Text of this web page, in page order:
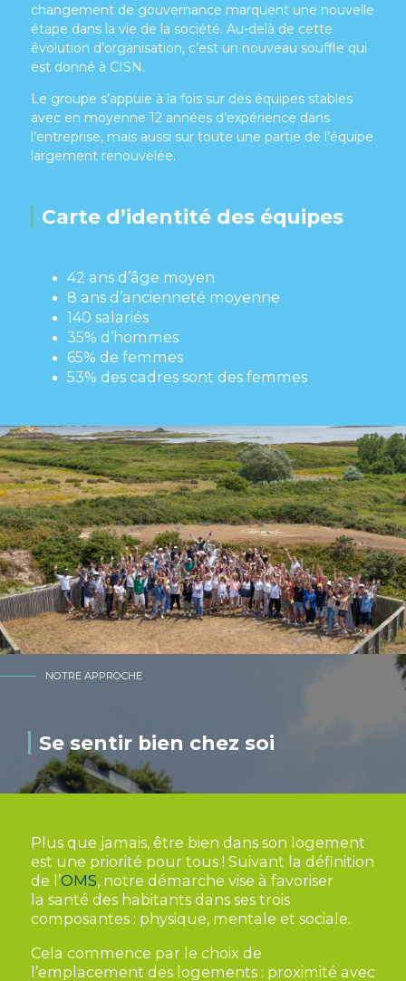
changement de gouvernance marquent une nouvelle
étape dans la vie de la société. Au-delà de cette
évolution d’organisation, c’est un nouveau souffle qui
est donné à CISN.
Le groupe s’appuie à la fois sur des équipes stables
avec en moyenne 12 années d’expérience dans
l’entreprise, mais aussi sur toute une partie de l’équipe
largement renouvelée.
Carte d’identité des équipes
42 ans d’âge moyen
8 ans d’ancienneté moyenne
140 salariés
35% d’hommes
65% de femmes
53% des cadres sont des femmes
NOTRE APPROCHE
Se sentir bien chez soi
Plus que jamais, être bien dans son logement
est une priorité pour tous ! Suivant la définition
de l’OMS, notre démarche vise à favoriser
la santé des habitants dans ses trois
composantes : physique, mentale et sociale.
Cela commence par le choix de
l’emplacement des logements : proximité avec